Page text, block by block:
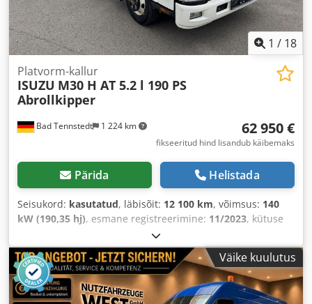
1 / 18
Bad Tennstedt 1 224 km
Platvorm-kallur
ISUZU M30 H AT 5.2 l 190 PS
Abrollkipper
62 950 €
fikseeritud hind lisandub käibemaks
Pärida Helistada
Seisukord: kasutatud, läbisõit: 12 100 km, võimsus: 140
kW (190,35 hj), esmane registreerimine: 11/2023, kütuse
7 490 kg
arv:3, Varustus:ABS, elektrooniline stabiilsusprogramm
(ESP), keskne lukustus, kliimaseade, tahmafilter ,
Väike kuulutus